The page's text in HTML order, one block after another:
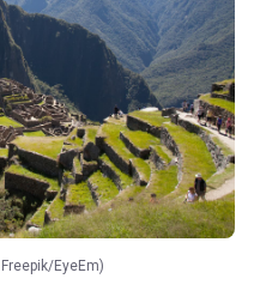
EyeEm)